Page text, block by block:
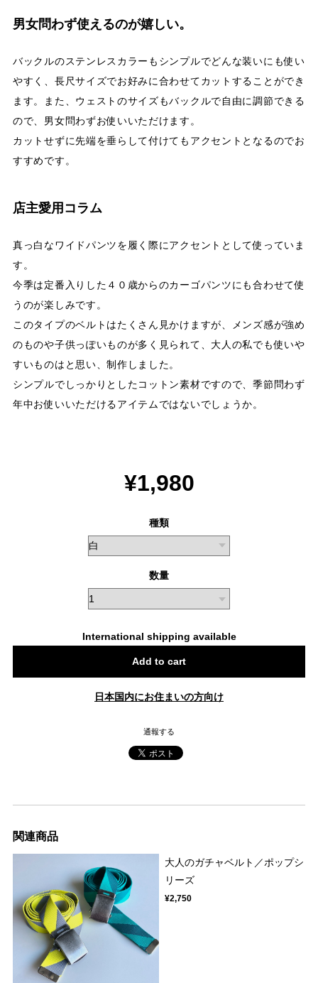
男女問わず使えるのが嬉しい。
バックルのステンレスカラーもシンプルでどんな装いにも使い
やすく、長尺サイズでお好みに合わせてカットすることができ
ます。また、ウェストのサイズもバックルで自由に調節できる
ので、男女問わずお使いいただけます。
カットせずに先端を垂らして付けてもアクセントとなるのでお
すすめです。
店主愛用コラム
真っ白なワイドパンツを履く際にアクセントとして使っていま
す。
今季は定番入りした４０歳からのカーゴパンツにも合わせて使
うのが楽しみです。
このタイプのベルトはたくさん見かけますが、メンズ感が強め
のものや子供っぽいものが多く見られて、大人の私でも使いや
すいものはと思い、制作しました。
シンプルでしっかりとしたコットン素材ですので、季節問わず
年中お使いいただけるアイテムではないでしょうか。
¥1,980
種類
数量
International shipping available
Add to cart
日本国内にお住まいの方向け
通報する
関連商品
大人のガチャベルト／ポップシ
リーズ
¥2,750